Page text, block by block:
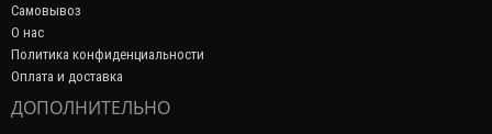
Самовывоз
О нас
Политика конфиденциальности
Оплата и доставка
ДОПОЛНИТЕЛЬНО